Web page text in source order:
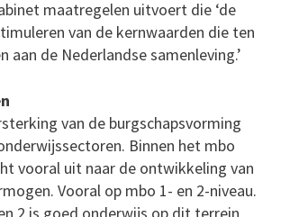
maatregelen uitvoert die ‘de
van de kernwaarden die ten
aan de Nederlandse samenleving.’
van de burgschapsvorming
Binnen het mbo
vooral uit naar de ontwikkeling van
Vooral op mbo 1- en 2-niveau.
2 is goed onderwijs op dit terrein